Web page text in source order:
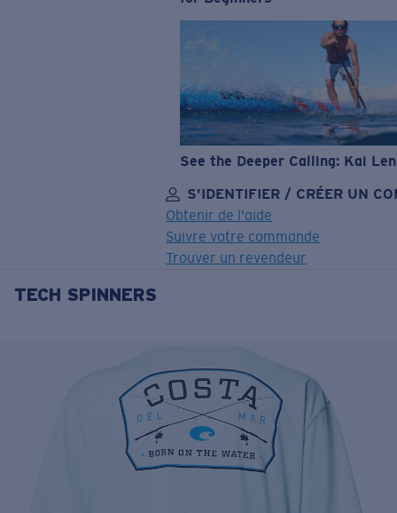
See the Deeper Calling: Kai
S’IDENTIFIER / CRÉER UN
Obtenir de l'aide
Suivre votre commande
Trouver un revendeur
OBJECTIF MIS À JOUR
Quantité:
Prix :
Gratuit
Quantité:
TECH SPINNERS